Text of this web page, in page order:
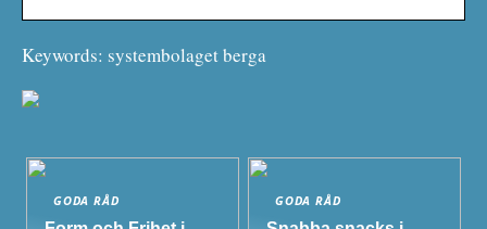
Keywords: systembolaget berga
GODA RÅD GODA RÅD